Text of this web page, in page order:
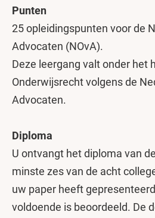
Punten
25 opleidingspunten voor de
Advocaten (NOvA).
Deze leergang valt onder het
Onderwijsrecht volgens de
Advocaten.
Diploma
U ontvangt het diploma van
minste zes van de acht
uw paper heeft
voldoende is beoordeeld. De